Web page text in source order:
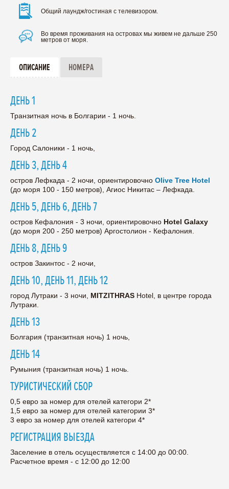
Общий лаундж/гостиная с телевизором.
Во время проживания на островах мы живем не дальше 250
метров от моря.
ОПИСАНИЕ НОМЕРА
ДЕНЬ 1
Транзитная ночь в Болгарии - 1 ночь.
ДЕНЬ 2
Город Салоники - 1 ночь,
ДЕНЬ 3, ДЕНЬ 4
остров Лефкада - 2 ночи, ориентировочно Olive Tree Hotel
(до моря 100 - 150 метров), Агиос Никитас – Лефкада.
ДЕНЬ 5, ДЕНЬ 6, ДЕНЬ 7
остров Кефалония - 3 ночи, ориентировочно Hotel Galaxy
(до моря 200 - 250 метров) Аргостолион - Кефалония.
ДЕНЬ 8, ДЕНЬ 9
остров Закинтос - 2 ночи,
ДЕНЬ 10, ДЕНЬ 11, ДЕНЬ 12
город Лутраки - 3 ночи, MITZITHRAS Hotel, в центре города
Лутраки.
ДЕНЬ 13
Болгария (транзитная ночь) 1 ночь,
ДЕНЬ 14
Румыния (транзитная ночь) 1 ночь.
ТУРИСТИЧЕСКИЙ СБОР
0,5 евро за номер для отелей категори 2*
1,5 евро за номер для отелей категории 3*
3 евро за номер для отелей категори 4*
РЕГИСТРАЦИЯ ВЫЕЗДА
Заселение в отель осуществляется с 14:00 до 00:00.
Расчетное время - с 12:00 до 12:00